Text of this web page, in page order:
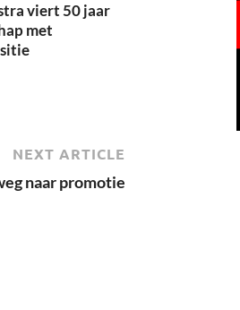
viert 50 jaar
met
NEXT ARTICLE
naar promotie